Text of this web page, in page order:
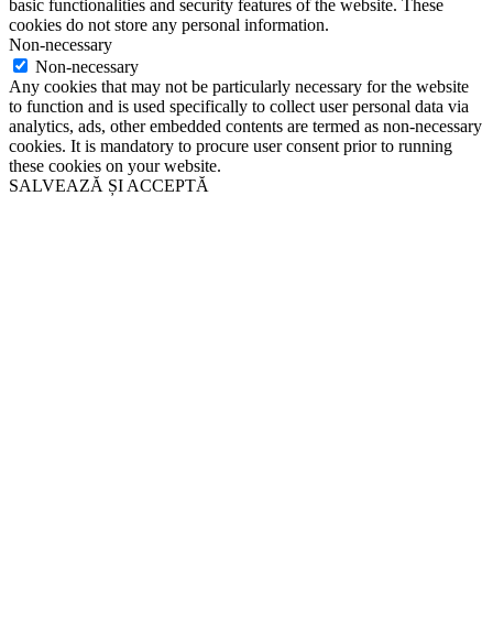
basic functionalities and security features of the website. These
cookies do not store any personal information.
Non-necessary
Non-necessary
Any cookies that may not be particularly necessary for the website
to function and is used specifically to collect user personal data via
analytics, ads, other embedded contents are termed as non-necessary
cookies. It is mandatory to procure user consent prior to running
these cookies on your website.
SALVEAZĂ ȘI ACCEPTĂ